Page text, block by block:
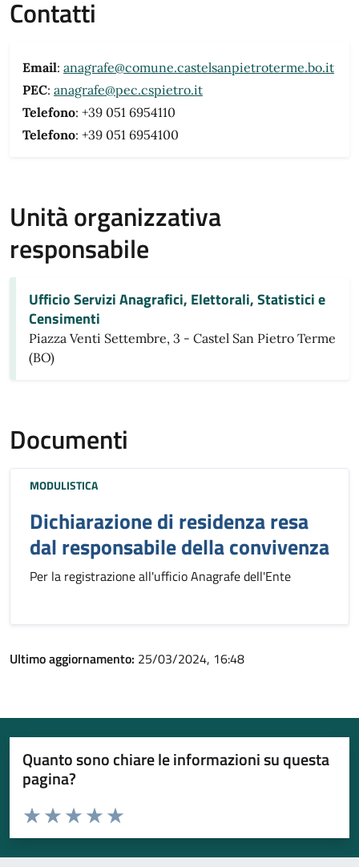
Contatti
Email: anagrafe@comune.castelsanpietroterme.bo.it
PEC: anagrafe@pec.cspietro.it
Telefono: +39 051 6954110
Telefono: +39 051 6954100
Unità organizzativa
responsabile
Ufficio Servizi Anagrafici, Elettorali, Statistici e
Censimenti
Piazza Venti Settembre, 3 - Castel San Pietro Terme
(BO)
Documenti
MODULISTICA
Dichiarazione di residenza resa
dal responsabile della convivenza
Per la registrazione all'ufficio Anagrafe dell'Ente
Ultimo aggiornamento: 25/03/2024, 16:48
Quanto sono chiare le informazioni su questa
pagina?
Valuta da 1 a 5 stelle la pagina
Valuta 5 stelle su 5
Valuta 4 stelle su 5
Valuta 3 stelle su 5
Valuta 2 stelle su 5
Valuta 1 stelle su 5